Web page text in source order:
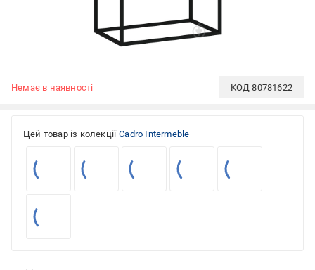
Немає в наявності КОД80781622
Цей товар із колекції Cadro Intermeble